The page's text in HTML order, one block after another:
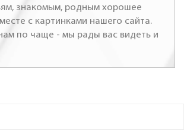
знакомым, родным хорошее
с картинками нашего сайта.
по чаще - мы рады вас видеть и